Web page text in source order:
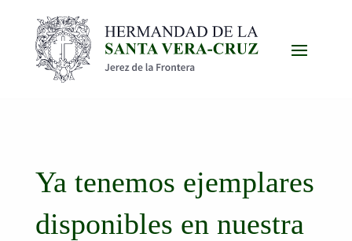
Ya tenemos ejemplares
disponibles en nuestra